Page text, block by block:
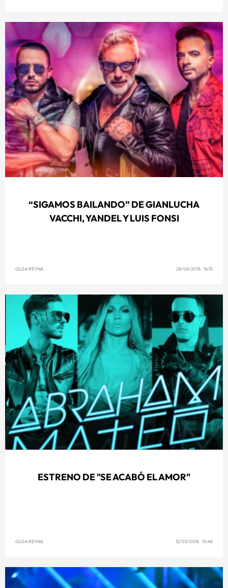
“SIGAMOS BAILANDO” DE GIANLUCHA
VACCHI, YANDEL Y LUIS FONSI
OLGA REYNA 28/08/2018 14:15
ESTRENO DE "SE ACABÓ EL AMOR"
OLGA REYNA 12/03/2018 10:48